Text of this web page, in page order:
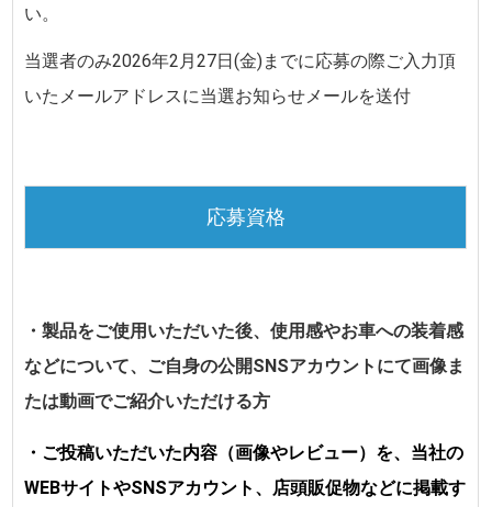
い。
当選者のみ2026年2月27日(金)までに応募の際ご入力頂
いたメールアドレスに当選お知らせメールを送付
応募資格
・製品をご使用いただいた後、使用感やお車への装着感
などについて、ご自身の公開SNSアカウントにて画像ま
たは動画でご紹介いただける方
・ご投稿いただいた内容（画像やレビュー）を、当社の
WEBサイトやSNSアカウント、店頭販促物などに掲載す